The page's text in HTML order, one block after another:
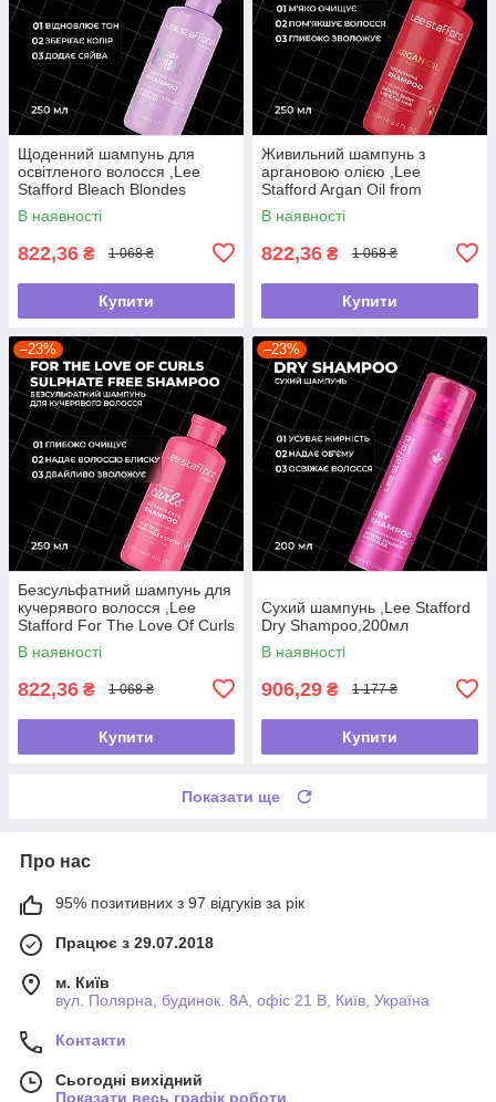
Щоденний шампунь для
освітленого волосся ,Lee
Stafford Bleach Blondes
,250мл
В наявності
822,36 ₴ 1 068 ₴
Купити
Живильний шампунь з
аргановою олією ,Lee
Stafford Argan Oil from
Morocco Nourishing Shampoo
,250мл
В наявності
822,36 ₴ 1 068 ₴
Купити
–23%
Безсульфатний шампунь для
кучерявого волосся ,Lee
Stafford For The Love Of Curls
Shampoo,250мл
В наявності
822,36 ₴ 1 068 ₴
Купити
–23%
Сухий шампунь ,Lee Stafford
Dry Shampoo,200мл
В наявності
906,29 ₴ 1 177 ₴
Купити
Показати ще
Про нас
95% позитивних з 97 відгуків за рік
Працює з 29.07.2018
м. Київ
вул. Полярна, будинок. 8А, офіс 21 В, Київ, Україна
Контакти
Сьогодні вихідний
Показати весь графік роботи